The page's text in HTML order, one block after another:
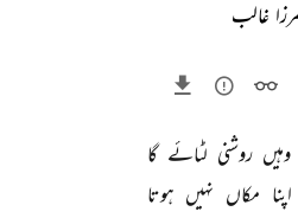
غالب
وہیں روشنی لٹائے گا
اپنا مکاں نہیں ہوتا